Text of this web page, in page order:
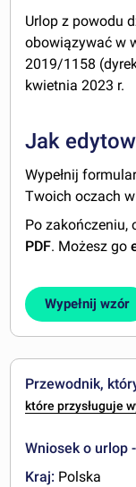
Urlop z powodu
obowiązywać w
2019/1158
kwietnia 2023 r.
Jak
Wypełnij
Twoich oczach
Po
PDF. Możesz go
Wypełnij wzór
Przewodnik,
które przysługuje
Wniosek o urlop
Kraj: Polska